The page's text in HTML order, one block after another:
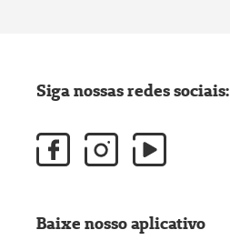
Siga nossas redes sociais:
Baixe nosso aplicativo